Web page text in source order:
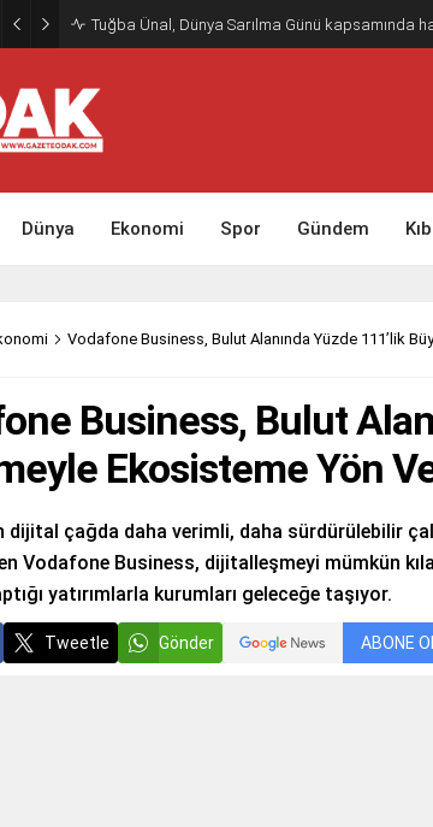
Tuğba Ünal, Dünya Sarılma Günü kapsamında
Dünya Ekonomi Spor Gündem
Vodafone Business, Bulut Alanında Yüzde 111’lik
Business, Bulut
Ekosisteme Yön
dijital çağda daha verimli, daha sürdürülebilir
Vodafone Business, dijitalleşmeyi mümkün
yatırımlarla kurumları geleceğe taşıyor.
Tweetle Gönder ABONE